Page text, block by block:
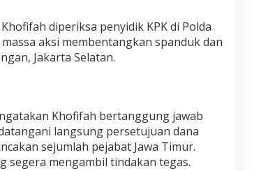
diperiksa penyidik KPK di Polda
massa aksi membentangkan spanduk dan
Jakarta Selatan.
Khofifah bertanggung jawab
langsung persetujuan dana
sejumlah pejabat Jawa Timur.
segera mengambil tindakan tegas.